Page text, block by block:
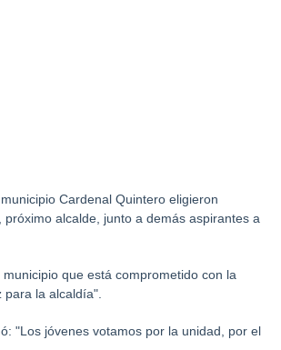
Cardenal Quintero eligieron
alcalde, junto a demás aspirantes a
que está comprometido con la
la alcaldía".
"Los jóvenes votamos por la unidad, por el